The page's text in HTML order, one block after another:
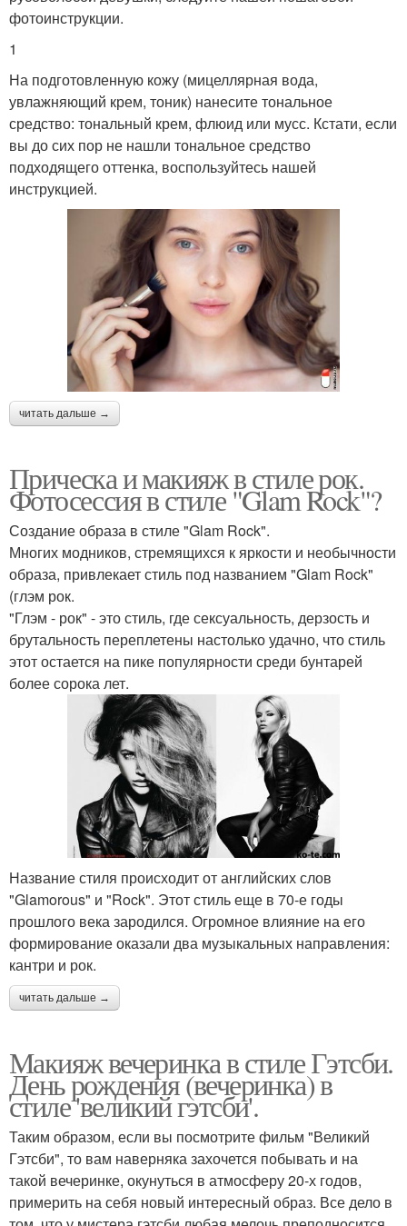
фотоинструкции.
1
На подготовленную кожу (мицеллярная вода,
увлажняющий крем, тоник) нанесите тональное
средство: тональный крем, флюид или мусс. Кстати, если
вы до сих пор не нашли тональное средство
подходящего оттенка, воспользуйтесь нашей
инструкцией.
читать дальше →
Прическа и макияж в стиле рок.
Фотосессия в стиле "Glam Rock"?
Создание образа в стиле "Glam Rock".
Многих модников, стремящихся к яркости и необычности
образа, привлекает стиль под названием "Glam Rock"
(глэм рок.
"Глэм - рок" - это стиль, где сексуальность, дерзость и
брутальность переплетены настолько удачно, что стиль
этот остается на пике популярности среди бунтарей
более сорока лет.
Название стиля происходит от английских слов
"Glamorous" и "Rock". Этот стиль еще в 70-е годы
прошлого века зародился. Огромное влияние на его
формирование оказали два музыкальных направления:
кантри и рок.
читать дальше →
Макияж вечеринка в стиле Гэтсби.
День рождения (вечеринка) в
стиле 'великий гэтсби'.
Таким образом, если вы посмотрите фильм "Великий
Гэтсби", то вам наверняка захочется побывать и на
такой вечеринке, окунуться в атмосферу 20-х годов,
примерить на себя новый интересный образ. Все дело в